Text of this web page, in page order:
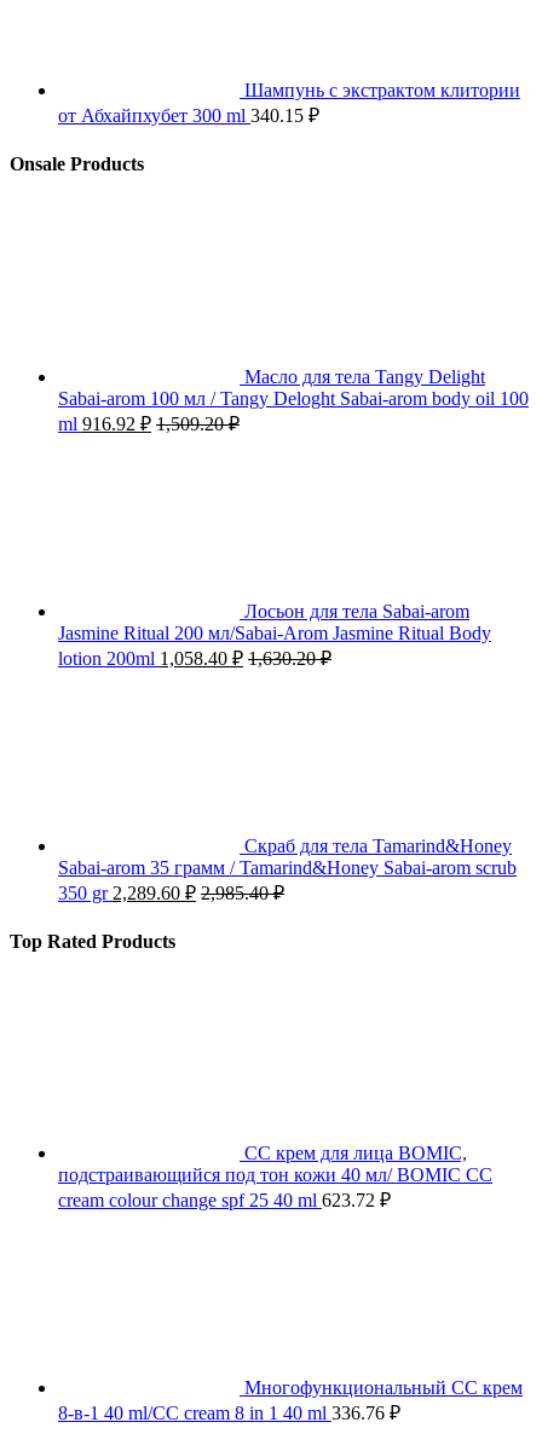
Шампунь с экстрактом клитории
от Абхайпхубет 300 ml 340.15 ₽
Onsale Products
Масло для тела Tangy Delight
Sabai-arom 100 мл / Tangy Deloght Sabai-arom body oil 100
ml 916.92 ₽ 1,509.20₽
Лосьон для тела Sabai-arom
Jasmine Ritual 200 мл/Sabai-Arom Jasmine Ritual Body
lotion 200ml 1,058.40 ₽ 1,630.20₽
Скраб для тела Tamarind&Honey
Sabai-arom 35 грамм / Tamarind&Honey Sabai-arom scrub
350 gr 2,289.60 ₽ 2,985.40₽
Top Rated Products
СС крем для лица BOMIC,
подстраивающийся под тон кожи 40 мл/ BOMIC CC
cream colour change spf 25 40 ml 623.72 ₽
Многофункциональный СС крем
8-в-1 40 ml/CC cream 8 in 1 40 ml 336.76 ₽